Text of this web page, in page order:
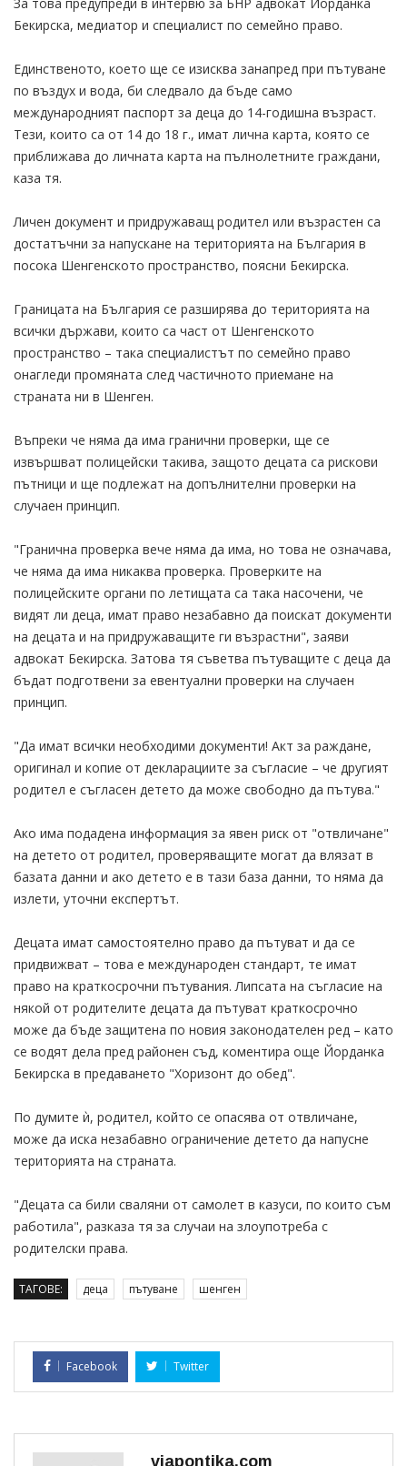
Бекирска, медиатор и специалист по семейно право.
Единственото, което ще се изисква занапред при пътуване
по въздух и вода, би следвало да бъде само
международният паспорт за деца до 14-годишна възраст.
Тези, които са от 14 до 18 г., имат лична карта, която се
приближава до личната карта на пълнолетните граждани,
каза тя.
Личен документ и придружаващ родител или възрастен са
достатъчни за напускане на територията на България в
посока Шенгенското пространство, поясни Бекирска.
Границата на България се разширява до територията на
всички държави, които са част от Шенгенското
пространство – така специалистът по семейно право
онагледи промяната след частичното приемане на
страната ни в Шенген.
Въпреки че няма да има гранични проверки, ще се
извършват полицейски такива, защото децата са рискови
пътници и ще подлежат на допълнителни проверки на
случаен принцип.
"Гранична проверка вече няма да има, но това не означава,
че няма да има никаква проверка. Проверките на
полицейските органи по летищата са така насочени, че
видят ли деца, имат право незабавно да поискат документи
на децата и на придружаващите ги възрастни", заяви
адвокат Бекирска. Затова тя съветва пътуващите с деца да
бъдат подготвени за евентуални проверки на случаен
принцип.
"Да имат всички необходими документи! Акт за раждане,
оригинал и копие от декларациите за съгласие – че другият
родител е съгласен детето да може свободно да пътува."
Ако има подадена информация за явен риск от "отвличане"
на детето от родител, проверяващите могат да влязат в
базата данни и ако детето е в тази база данни, то няма да
излети, уточни експертът.
Децата имат самостоятелно право да пътуват и да се
придвижват – това е международен стандарт, те имат
право на краткосрочни пътувания. Липсата на съгласие на
някой от родителите децата да пътуват краткосрочно
може да бъде защитена по новия законодателен ред – като
се водят дела пред районен съд, коментира още Йорданка
Бекирска в предаването "Хоризонт до обед".
По думите ѝ, родител, който се опасява от отвличане,
може да иска незабавно ограничение детето да напусне
територията на страната.
"Децата са били сваляни от самолет в казуси, по които съм
работила", разказа тя за случаи на злоупотреба с
родителски права.
ТАГОВЕ: деца пътуване шенген
Facebook Twitter
viapontika.com